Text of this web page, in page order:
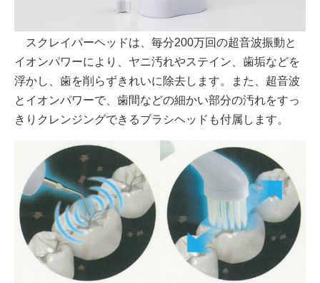
スクレイパーヘッドは、毎分200万回の超音波振動と
イオンパワーにより、ヤニ汚れやステイン、歯垢などを
浮かし、歯を削らずきれいに除去します。また、超音波
とイオンパワーで、歯間などの細かい部分の汚れをすっ
きりクレンジングできるブラシヘッドも付属します。